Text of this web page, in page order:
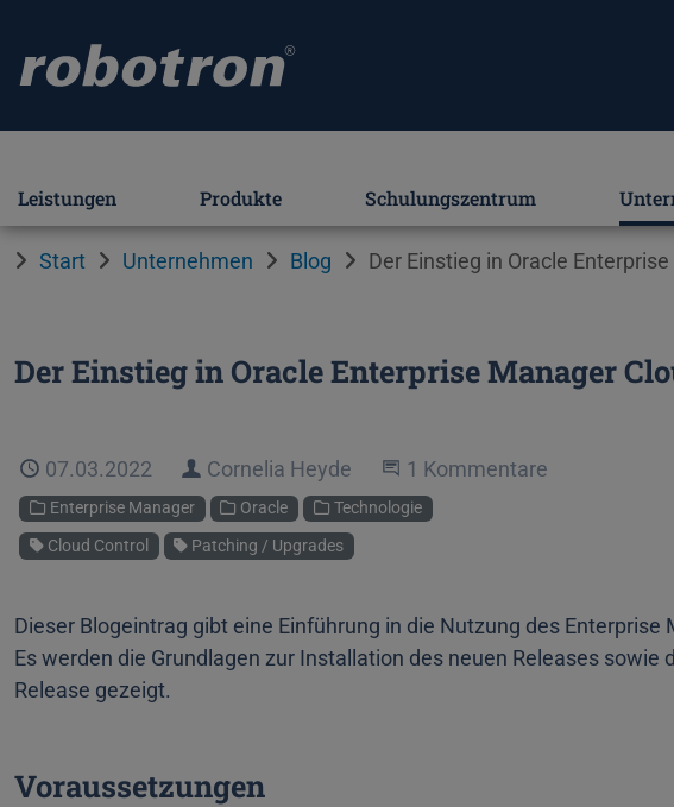
Leistungen Produkte Schulungszentrum
Start Unternehmen Blog Der Einstieg in Oracle
Der Einstieg in Oracle Enterprise Manager
Veröffentlicht
07.03.2022 Autor
Cornelia Heyde An der Unterhaltung
1 Kommentare
Kategorien
Enterprise Manager Oracle Technologie
Schlagworte
Cloud Control Patching / Upgrades
Dieser Blogeintrag gibt eine Einführung in die Nutzung des Enterprise
Es werden die Grundlagen zur Installation des neuen Releases sowie
Release gezeigt.
Voraussetzungen